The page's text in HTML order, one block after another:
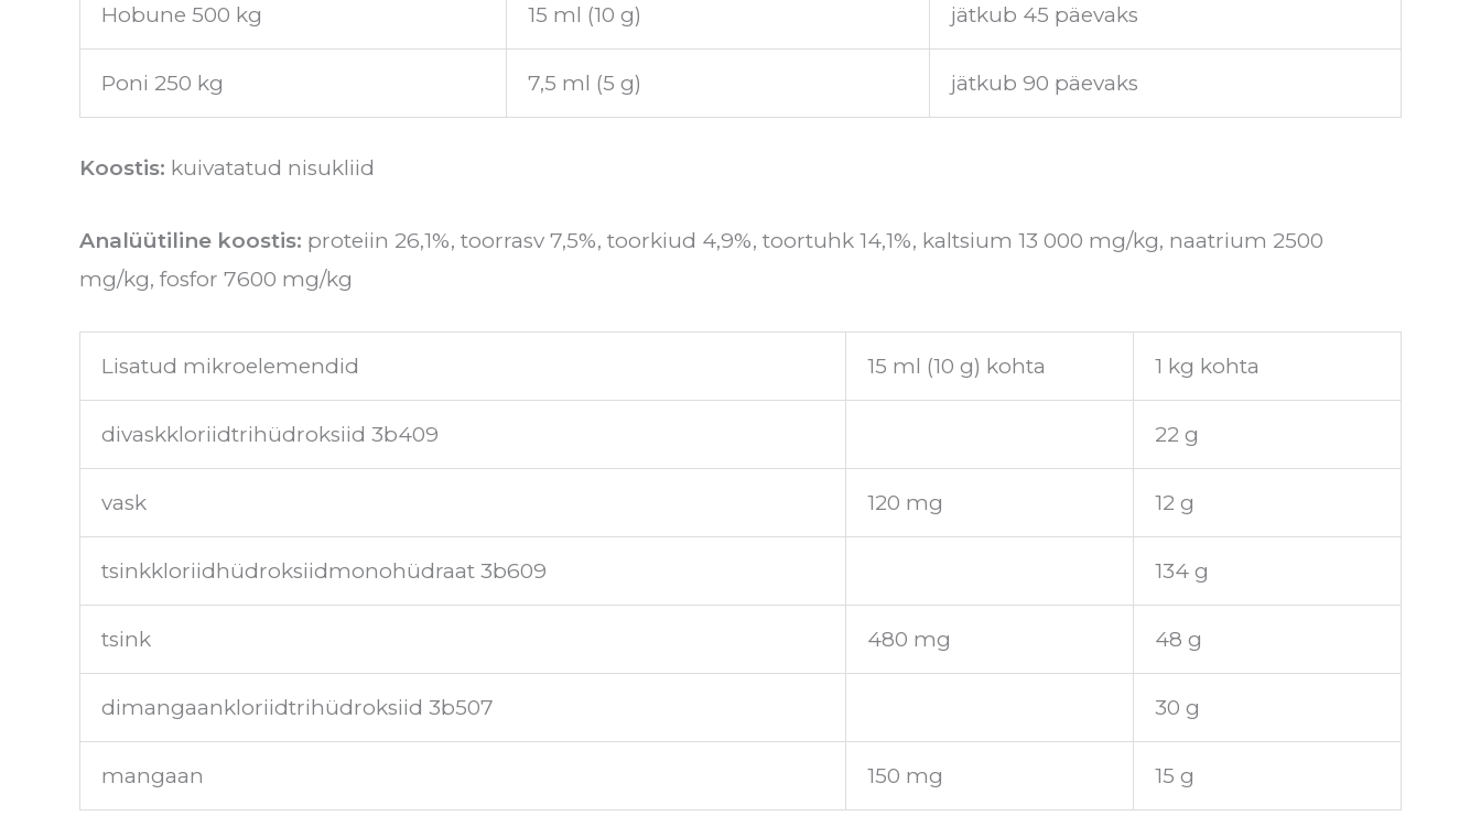
Hobune 500 kg 15 ml (10 g) jätkub 45 päevaks
Poni 250 kg 7,5 ml (5 g) jätkub 90 päevaks
Koostis: kuivatatud nisukliid
Analüütiline koostis: proteiin 26,1%, toorrasv 7,5%, toorkiud 4,9%, toortuhk 14,1%, kaltsium 13 000 mg/kg, naatrium 2500
mg/kg, fosfor 7600 mg/kg
Lisatud mikroelemendid 15 ml (10 g) kohta 1 kg kohta
divaskkloriidtrihüdroksiid 3b409 22 g
vask 120 mg 12 g
tsinkkloriidhüdroksiidmonohüdraat 3b609 134 g
tsink 480 mg 48 g
dimangaankloriidtrihüdroksiid 3b507 30 g
mangaan 150 mg 15 g